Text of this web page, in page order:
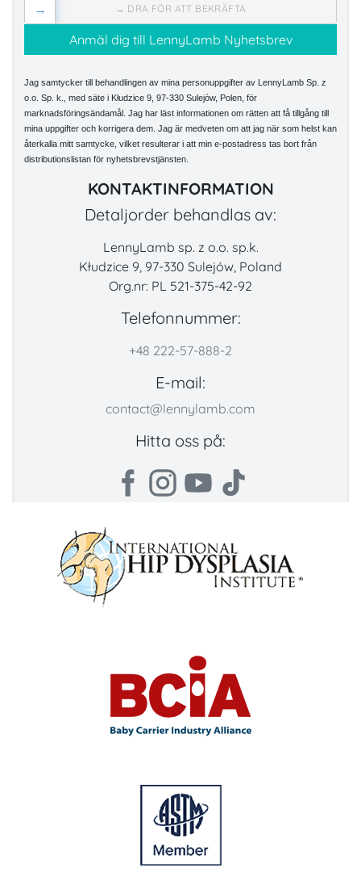
→ DRA FÖR ATT BEKRÄFTA
→
Jag samtycker till behandlingen av mina personuppgifter av LennyLamb Sp. z
o.o. Sp. k., med säte i Kłudzice 9, 97-330 Sulejów, Polen, för
marknadsföringsändamål. Jag har läst informationen om rätten att få tillgång till
mina uppgifter och korrigera dem. Jag är medveten om att jag när som helst kan
återkalla mitt samtycke, vilket resulterar i att min e-postadress tas bort från
distributionslistan för nyhetsbrevstjänsten.
KONTAKTINFORMATION
Detaljorder behandlas av:
LennyLamb sp. z o.o. sp.k.
Kłudzice 9, 97-330 Sulejów, Poland
Org.nr: PL 521-375-42-92
Telefonnummer:
+48 222-57-888-2
E-mail:
contact@lennylamb.com
Hitta oss på: